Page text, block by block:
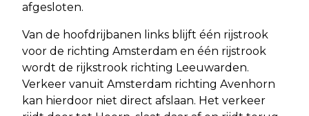
afgesloten.
Van de hoofdrijbanen links blijft één rijstrook
voor de richting Amsterdam en één rijstrook
wordt de rijkstrook richting Leeuwarden.
Verkeer vanuit Amsterdam richting Avenhorn
kan hierdoor niet direct afslaan. Het verkeer